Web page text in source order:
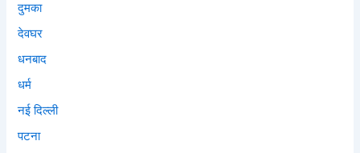
दुमका
देवघर
धनबाद
धर्म
नई दिल्ली
पटना